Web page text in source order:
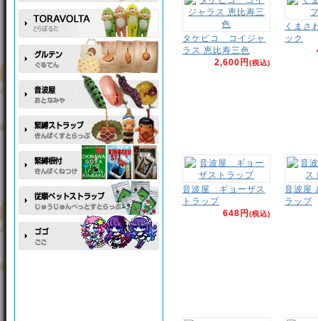
タケピコ コイジャ
ラス 恵比寿三色
2,600円(税込)
くまさ
ック
音波屋 ギョーザス
トラップ
648円(税込)
音波屋
ラップ